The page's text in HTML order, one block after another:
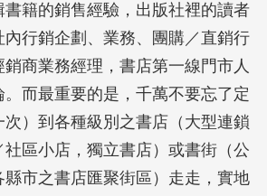
籍的銷售經驗，出版社裡的讀者
內行銷企劃、業務、團購／直銷行
商業務經理，書店第一線門市人
。而最重要的是，千萬不要忘了定
）到各種級別之書店（大型連鎖
區小店，獨立書店）或書街（公
市之書店匯聚街區）走走，實地